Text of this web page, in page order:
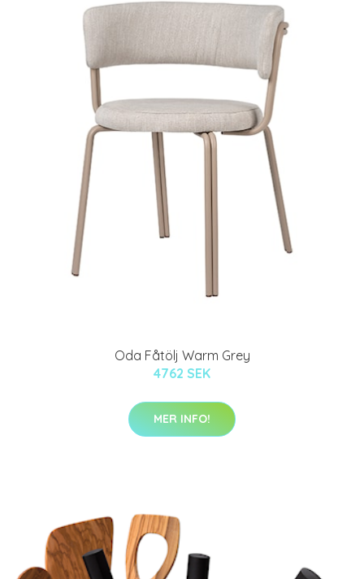
Oda Fåtölj Warm Grey
4762 SEK
MER INFO!